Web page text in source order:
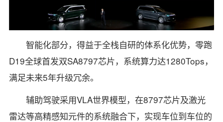
智能化部分，得益于全栈自研的体系化优势，零跑
D19全球首发双SA8797芯片，系统算力达1280Tops，
满足未来5年升级冗余。
辅助驾驶采用VLA世界模型，在8797芯片及激光
雷达等高精感知元件的系统融合下，实现车位到车位的